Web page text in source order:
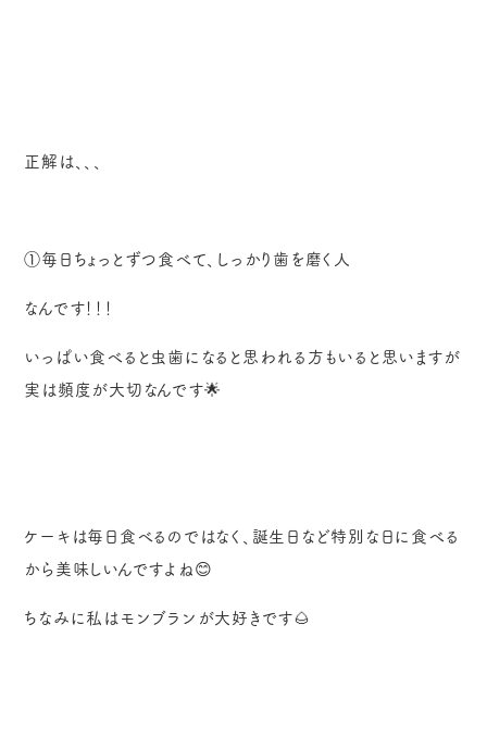
正解は、、、
①毎日ちょっとずつ食べて、しっかり歯を磨く人
なんです！！！
いっぱい食べると虫歯になると思われる方もいると思いますが
実は頻度が大切なんです🌟
ケーキは毎日食べるのではなく、誕生日など特別な日に食べる
から美味しいんですよね😊
ちなみに私はモンブランが大好きです🌰